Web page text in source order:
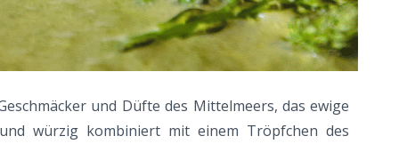
und Düfte des Mittelmeers, das ewige
würzig kombiniert mit einem Tröpfchen des